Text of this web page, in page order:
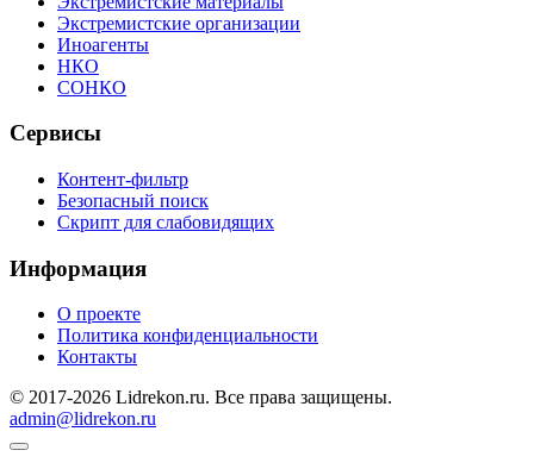
Экстремистские организации
Иноагенты
НКО
СОНКО
Сервисы
Контент-фильтр
Безопасный поиск
Скрипт для слабовидящих
Информация
О проекте
Политика конфиденциальности
Контакты
© 2017-2026 Lidrekon.ru. Все права защищены.
admin@lidrekon.ru